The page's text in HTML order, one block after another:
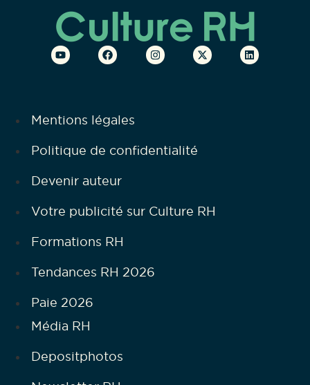
Mentions légales
Politique de confidentialité
Devenir auteur
Votre publicité sur Culture RH
Formations RH
Tendances RH 2026
Paie 2026
Média RH
Depositphotos